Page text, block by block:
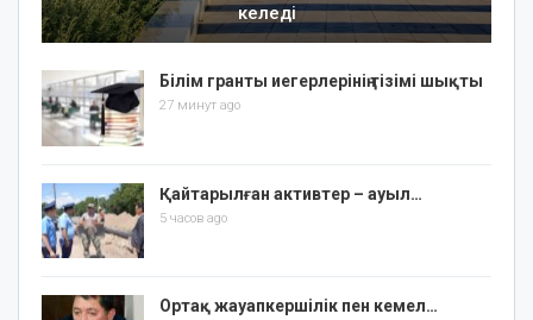
келеді
Білім гранты иегерлерінің тізімі шықты
27 минут ago
Қайтарылған активтер – ауыл…
5 часов ago
Ортақ жауапкершілік пен кемел…